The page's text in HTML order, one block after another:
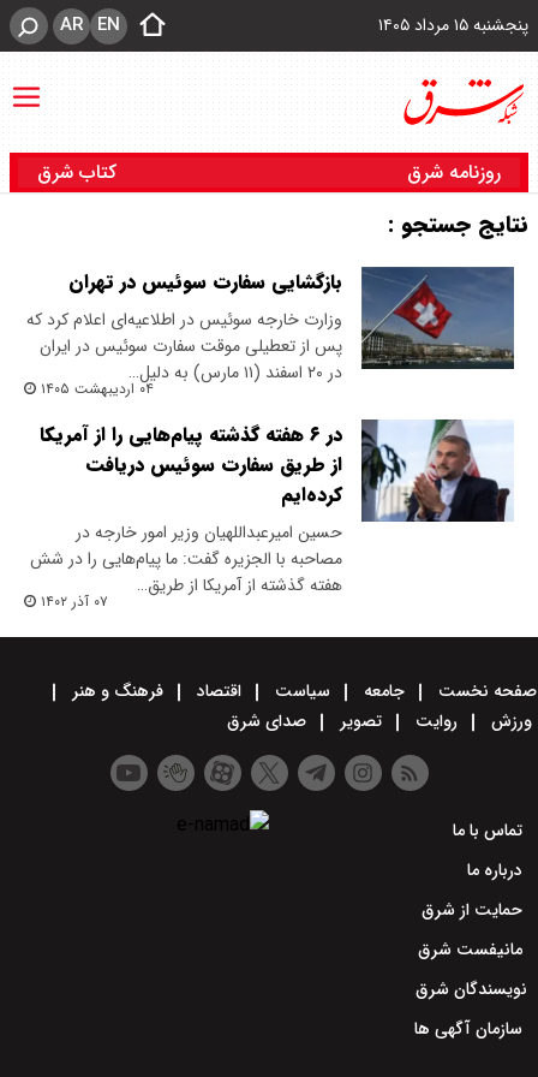
پنجشنبه ۱۵ مرداد ۱۴۰۵ EN
AR
روزنامه شرق کتاب شرق
نتایج جستجو :
بازگشایی سفارت سوئیس در تهران
وزارت خارجه سوئیس در اطلاعیه‌ای اعلام کرد که
پس از تعطیلی موقت سفارت سوئیس در ایران
در ۲۰ اسفند (۱۱ مارس) به دلیل…
۰۴ اردیبهشت ۱۴۰۵
در ۶ هفته گذشته پیام‌هایی را از آمریکا
از طریق سفارت سوئیس دریافت
کرده‌ایم
حسین امیرعبداللهیان وزیر امور خارجه در
مصاحبه با الجزیره گفت: ما پیام‌هایی را در شش
هفته گذشته از آمریکا از طریق…
۰۷ آذر ۱۴۰۲
صفحه نخست جامعه سیاست اقتصاد
فرهنگ و هنر
ورزش
روایت تصویر صدای شرق
تماس با ما
درباره ما
حمایت از شرق
مانیفست شرق
نویسندگان شرق
سازمان آگهی ها